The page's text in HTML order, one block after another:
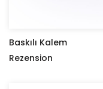
Baskılı Kalem
Rezension